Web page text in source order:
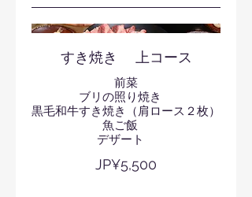
すき焼き 上コース
前菜
ブリの照り焼き
黒毛和牛すき焼き（肩ロース２枚）
魚ご飯
デザート
JP¥5,500